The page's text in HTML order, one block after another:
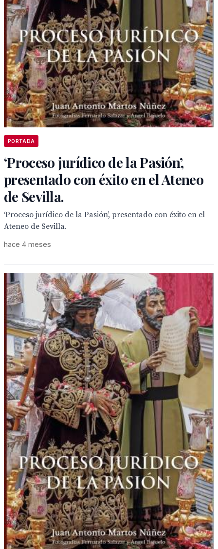
PORTADA
‘Proceso jurídico de la Pasión’,
presentado con éxito en el Ateneo
de Sevilla.
‘Proceso jurídico de la Pasión’, presentado con éxito en el
Ateneo de Sevilla.
hace 4 meses